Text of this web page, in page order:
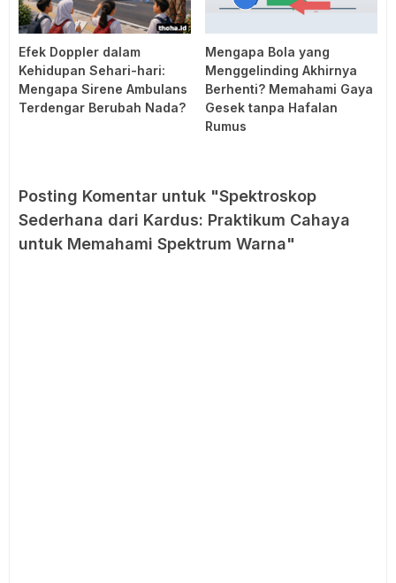
Efek Doppler dalam
Kehidupan Sehari-hari:
Mengapa Sirene Ambulans
Terdengar Berubah Nada?
Mengapa Bola yang
Menggelinding Akhirnya
Berhenti? Memahami Gaya
Gesek tanpa Hafalan
Rumus
Posting Komentar untuk "Spektroskop
Sederhana dari Kardus: Praktikum Cahaya
untuk Memahami Spektrum Warna"